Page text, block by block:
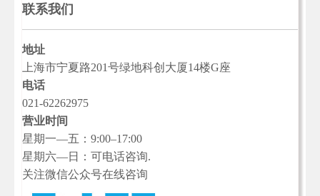
联系我们
地址
上海市宁夏路201号绿地科创大厦14楼G座
电话
021-62262975
营业时间
星期一—五：9:00–17:00
星期六—日：可电话咨询.
关注微信公众号在线咨询